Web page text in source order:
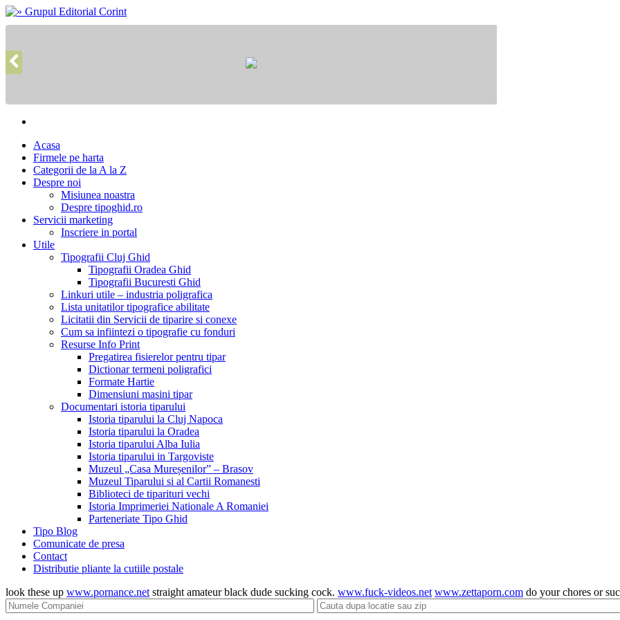
Acasa
Firmele pe harta
Categorii de la A la Z
Despre noi
Misiunea noastra
Despre tipoghid.ro
Servicii marketing
Inscriere in portal
Utile
Tipografii Cluj Ghid
Tipografii Oradea Ghid
Tipografii Bucuresti Ghid
Linkuri utile – industria poligrafica
Lista unitatilor tipografice abilitate
Licitatii din Servicii de tiparire si conexe
Cum sa infiintezi o tipografie cu fonduri
Resurse Info Print
Pregatirea fisierelor pentru tipar
Dictionar termeni poligrafici
Formate Hartie
Dimensiuni masini tipar
Documentari istoria tiparului
Istoria tiparului la Cluj Napoca
Istoria tiparului la Oradea
Istoria tiparului Alba Iulia
Istoria tiparului in Targoviste
Muzeul „Casa Mureșenilor” – Brasov
Muzeul Tiparului si al Cartii Romanesti
Biblioteci de tiparituri vechi
Istoria Imprimeriei Nationale A Romaniei
Parteneriate Tipo Ghid
Tipo Blog
Comunicate de presa
Contact
Distributie pliante la cutiile postale
look these up www.pornance.net straight amateur black dude sucking cock. www.fuck-videos.net www.zettaporn.com do your chores or